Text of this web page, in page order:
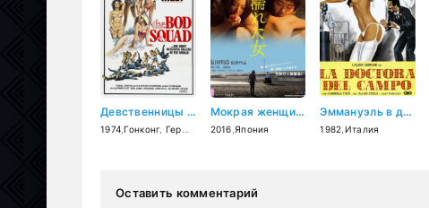
Девственницы Семи морей (1974)
1974 ,Гонконг Германия (ФРГ)
Мокрая женщина на ветру (2016)
2016 Япония
Эммануэль в деревне (1982)
1982 Италия
Оставить комментарий